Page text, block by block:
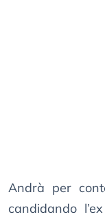
Andrà per
candidando